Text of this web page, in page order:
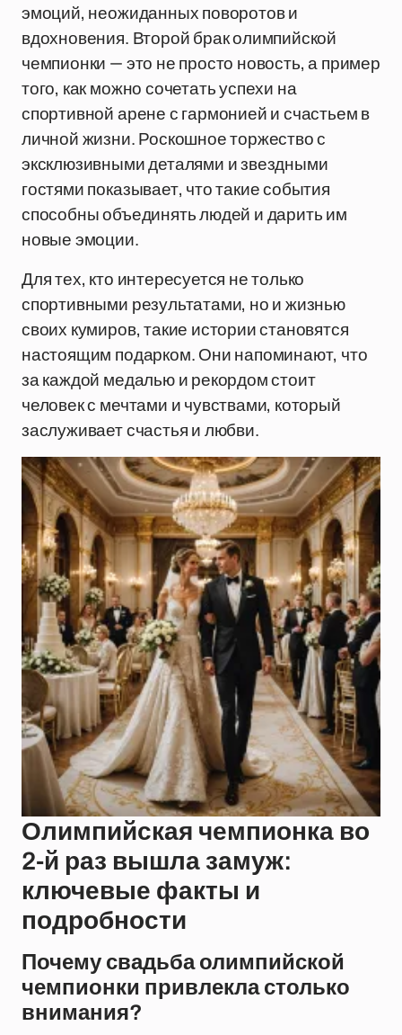
эмоций, неожиданных поворотов и
вдохновения. Второй брак олимпийской
чемпионки — это не просто новость, а пример
того, как можно сочетать успехи на
спортивной арене с гармонией и счастьем в
личной жизни. Роскошное торжество с
эксклюзивными деталями и звездными
гостями показывает, что такие события
способны объединять людей и дарить им
новые эмоции.
Для тех, кто интересуется не только
спортивными результатами, но и жизнью
своих кумиров, такие истории становятся
настоящим подарком. Они напоминают, что
за каждой медалью и рекордом стоит
человек с мечтами и чувствами, который
заслуживает счастья и любви.
Олимпийская чемпионка во
2-й раз вышла замуж:
ключевые факты и
подробности
Почему свадьба олимпийской
чемпионки привлекла столько
внимания?